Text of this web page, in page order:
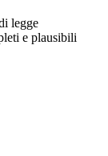
legge
e plausibili